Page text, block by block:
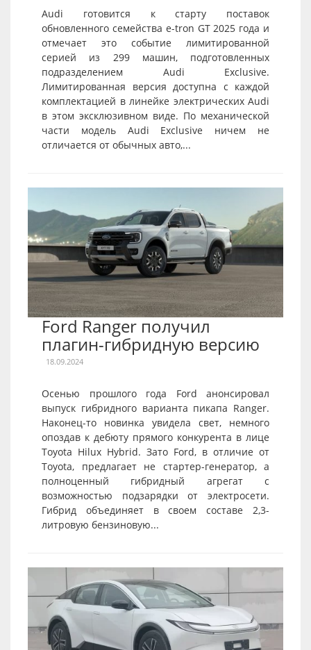
Audi готовится к старту поставок
обновленного семейства e-tron GT 2025 года и
отмечает это событие лимитированной
серией из 299 машин, подготовленных
подразделением Audi Exclusive.
Лимитированная версия доступна с каждой
комплектацией в линейке электрических Audi
в этом эксклюзивном виде. По механической
части модель Audi Exclusive ничем не
отличается от обычных авто,...
Ford Ranger получил
плагин-гибридную версию
18.09.2024
Осенью прошлого года Ford анонсировал
выпуск гибридного варианта пикапа Ranger.
Наконец-то новинка увидела свет, немного
опоздав к дебюту прямого конкурента в лице
Toyota Hilux Hybrid. Зато Ford, в отличие от
Toyota, предлагает не стартер-генератор, а
полноценный гибридный агрегат с
возможностью подзарядки от электросети.
Гибрид объединяет в своем составе 2,3-
литровую бензиновую...